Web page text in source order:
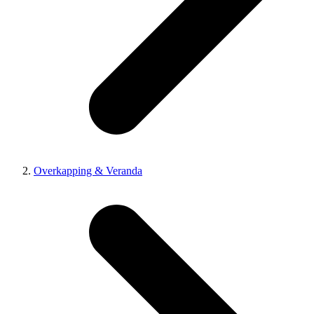
Overkapping & Veranda